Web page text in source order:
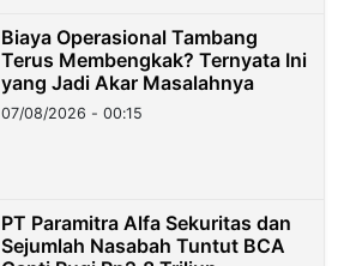
Biaya Operasional Tambang
Terus Membengkak? Ternyata Ini
yang Jadi Akar Masalahnya
07/08/2026 - 00:15
PT Paramitra Alfa Sekuritas dan
Sejumlah Nasabah Tuntut BCA